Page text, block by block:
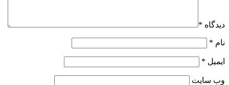
دیدگاه *
نام *
ایمیل *
وب‌ سایت